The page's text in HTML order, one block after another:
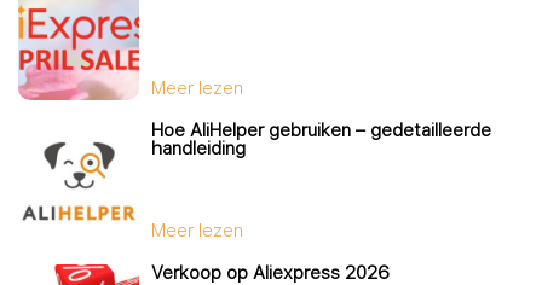
Meer lezen
Hoe AliHelper gebruiken – gedetailleerde
handleiding
Meer lezen
Verkoop op Aliexpress 2026